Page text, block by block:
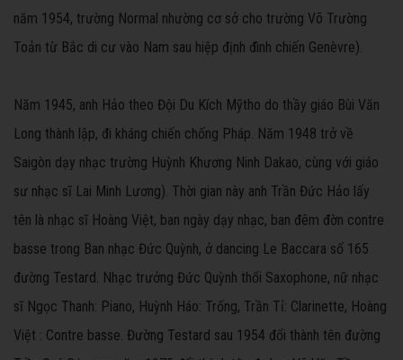
năm 1954, trường Normal nhường cơ sở cho trường Võ Trường
Toản từ Bắc di cư vào Nam sau hiệp định đình chiến Genèvre).
Năm 1945, anh Hảo theo Đội Du Kích Mỹtho do thầy giáo Bùi Văn
Long thành lập, đi kháng chiến chống Pháp. Năm 1948 trở về
Saigòn dạy nhạc trường Huỳnh Khương Ninh Dakao, cùng với giáo
sư nhạc sĩ Lai Minh Lương). Thời gian này anh Trần Đức Hảo lấy
tên là nhạc sĩ Hoàng Việt, ban ngày dạy nhạc, ban đêm đờn contre
basse trong Ban nhạc Đức Quỳnh, ở dancing Le Baccara số 165
đường Testard. Nhạc trưởng Đức Quỳnh thổi Saxophone, nữ nhạc
sĩ Ngọc Thanh: Piano, Huỳnh Háo: Trống, Trần Tỉ: Clarinette, Hoàng
Việt : Contre basse. Đường Testard sau 1954 đổi thành tên đường